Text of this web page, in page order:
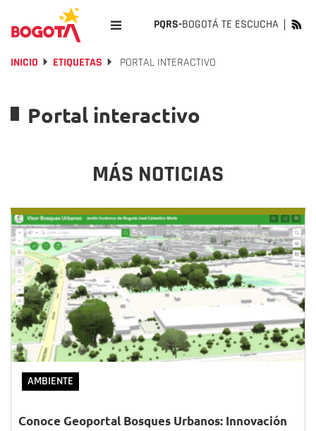
PQRS-BOGOTÁ TE ESCUCHA
INICIO ETIQUETAS PORTAL INTERACTIVO
Portal interactivo
MÁS NOTICIAS
AMBIENTE
Conoce Geoportal Bosques Urbanos: Innovación